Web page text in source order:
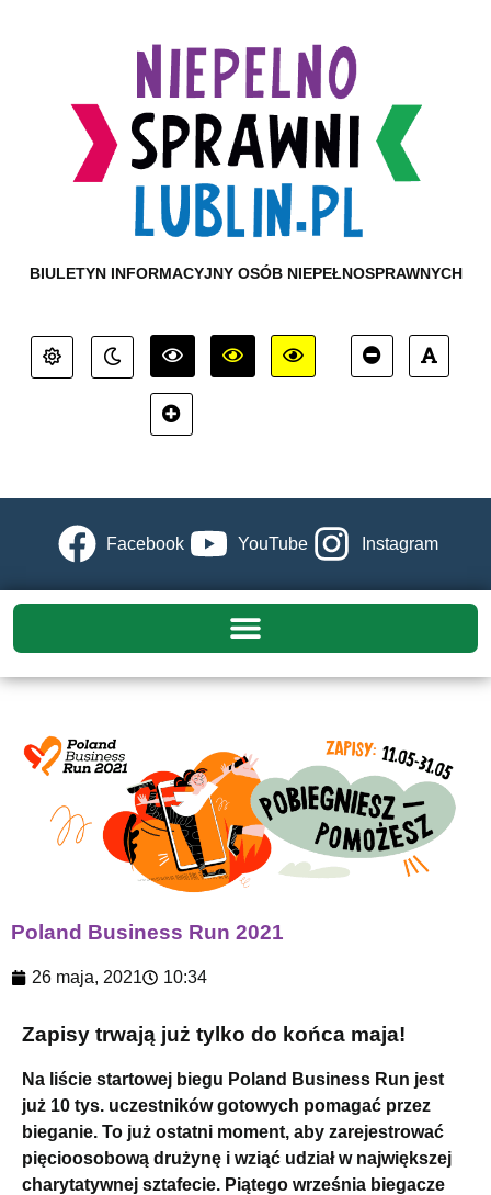
BIULETYN INFORMACYJNY OSÓB NIEPEŁNOSPRAWNYCH
Facebook YouTube Instagram
Poland Business Run 2021
26 maja, 2021 10:34
Zapisy trwają już tylko do końca maja!
Na liście startowej biegu Poland Business Run jest
już 10 tys. uczestników gotowych pomagać przez
bieganie. To już ostatni moment, aby zarejestrować
pięcioosobową drużynę i wziąć udział w największej
charytatywnej sztafecie. Piątego września biegacze